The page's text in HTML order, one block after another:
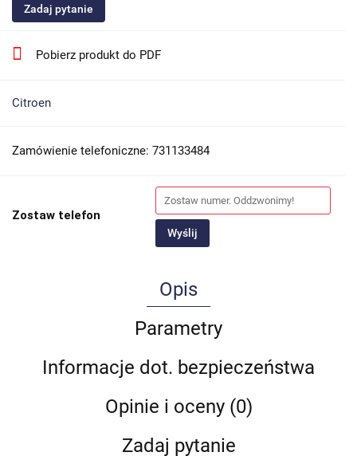
Zadaj pytanie
Pobierz produkt do PDF
Citroen
Zamówienie telefoniczne: 731133484
Zostaw telefon
Wyślij
Opis
Parametry
Informacje dot. bezpieczeństwa
Opinie i oceny (0)
Zadaj pytanie